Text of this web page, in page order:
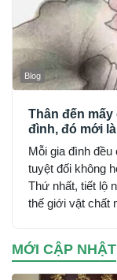
Blog
Thân đến
đình, đó mới
Mỗi gia đình
tuyệt đối không
Thứ nhất, tiết lộ
thế giới vật chất
MỚI CẬP NHẬT